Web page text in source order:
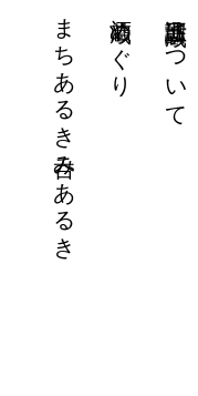
諏訪五蔵について
酒蔵めぐり
まちあるき呑みあるき